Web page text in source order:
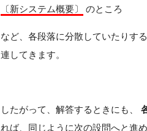
〔新システム概要〕
のところ
など、各段落に分散していたりす
連してきます。
したがって、解答するときにも、
れば、同じように次の設問へと進